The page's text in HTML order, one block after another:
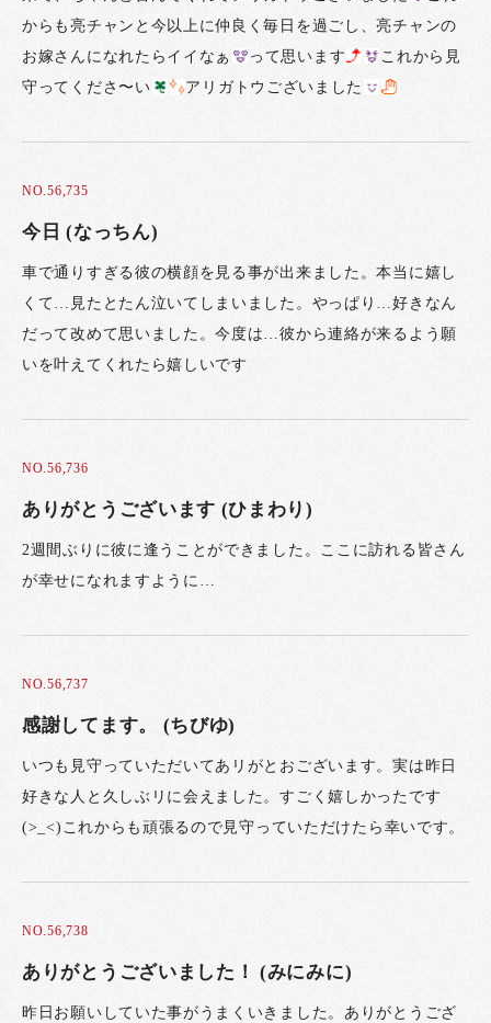
からも亮チャンと今以上に仲良く毎日を過ごし、亮チャンの
お嫁さんになれたらイイなぁ
って思います
これから見
守ってくださ〜い
アリガトウございました
NO.56,735
今日 (なっちん)
車で通りすぎる彼の横顔を見る事が出来ました。本当に嬉し
くて…見たとたん泣いてしまいました。やっぱり…好きなん
だって改めて思いました。今度は…彼から連絡が来るよう願
いを叶えてくれたら嬉しいです
NO.56,736
ありがとうございます (ひまわり)
2週間ぶりに彼に逢うことができました。ここに訪れる皆さん
が幸せになれますように…
NO.56,737
感謝してます。 (ちびゆ)
いつも見守っていただいてあリがとおございます。実は昨日
好きな人と久しぶリに会えました。すごく嬉しかったです
(>_<)これからも頑張るので見守っていただけたら幸いです。
NO.56,738
ありがとうございました！ (みにみに)
昨日お願いしていた事がうまくいきました。ありがとうござ